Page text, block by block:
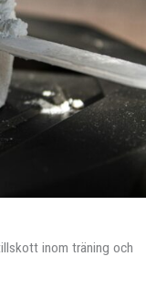
inom träning och